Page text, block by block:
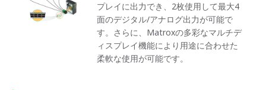
プレイに出力でき、2枚使用して最大4
面のデジタル/アナログ出力が可能で
す。さらに、Matroxの多彩なマルチデ
ィスプレイ機能により用途に合わせた
柔軟な使用が可能です。